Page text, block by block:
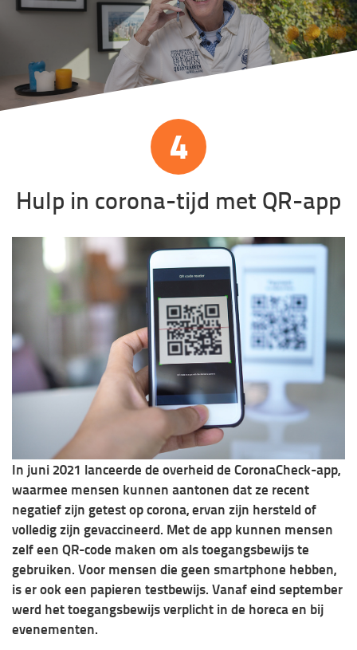
4
Hulp in corona-tijd met QR-app
In juni 2021 lanceerde de overheid de CoronaCheck-app,
waarmee mensen kunnen aantonen dat ze recent
negatief zijn getest op corona, ervan zijn hersteld of
volledig zijn gevaccineerd. Met de app kunnen mensen
zelf een QR-code maken om als toegangsbewijs te
gebruiken. Voor mensen die geen smartphone hebben,
is er ook een papieren testbewijs. Vanaf eind september
werd het toegangsbewijs verplicht in de horeca en bij
evenementen.